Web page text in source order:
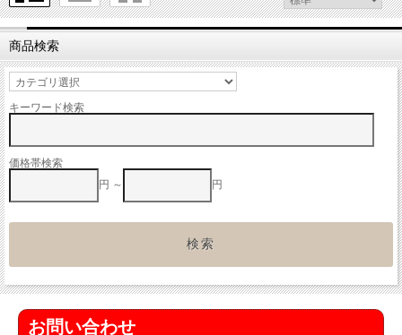
商品検索
キーワード検索
価格帯検索
円 ～
円
お問い合わせ